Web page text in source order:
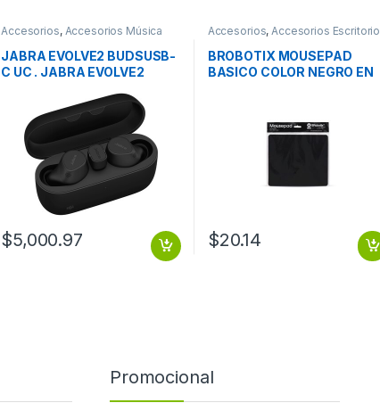
Accesorios, Accesorios Música
JABRA EVOLVE2 BUDSUSB-
C UC . JABRA EVOLVE2
$5,000.97
Accesorios,Accesorios Escritorio
BROBOTIX MOUSEPAD
BASICO COLOR NEGRO EN
Almohadilla Raton Laptop
Escritorio Notebook PC
$20.14
Promocional